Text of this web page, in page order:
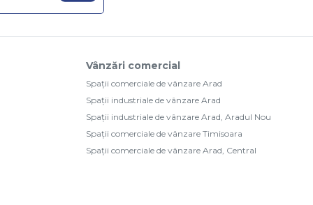
Vânzări comercial
Spații comerciale de vânzare Arad
Spații industriale de vânzare Arad
Spații industriale de vânzare Arad, Aradul Nou
Spații comerciale de vânzare Timisoara
Spații comerciale de vânzare Arad, Central